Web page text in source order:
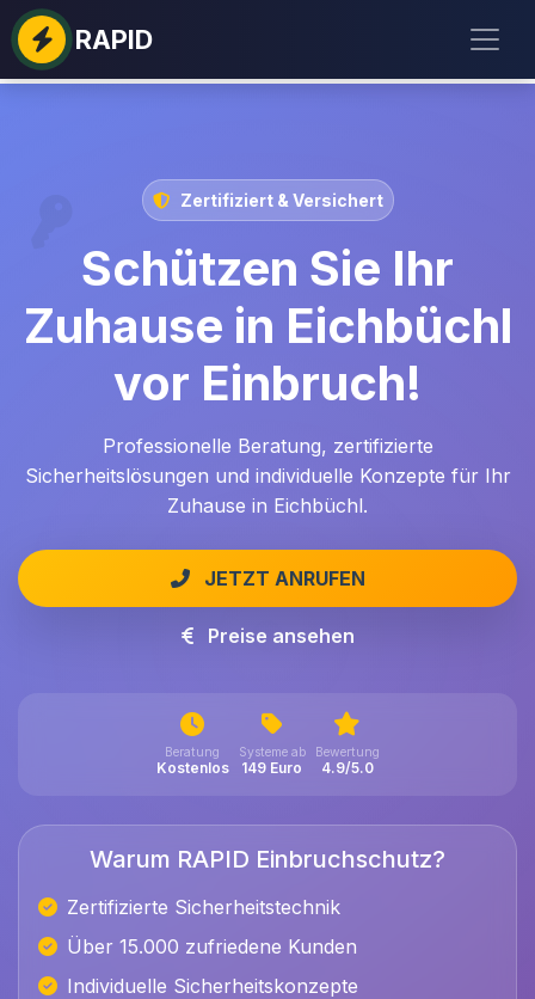
RAPID
Zertifiziert & Versichert
Schützen Sie Ihr
Zuhause in Eichbüchl
vor Einbruch!
Professionelle Beratung, zertifizierte
Sicherheitslösungen und individuelle Konzepte für Ihr
Zuhause in Eichbüchl.
JETZT ANRUFEN
Preise ansehen
Beratung
Kostenlos
Systeme ab
149 Euro
Bewertung
4.9/5.0
Warum RAPID Einbruchschutz?
Zertifizierte Sicherheitstechnik
Über 15.000 zufriedene Kunden
Individuelle Sicherheitskonzepte